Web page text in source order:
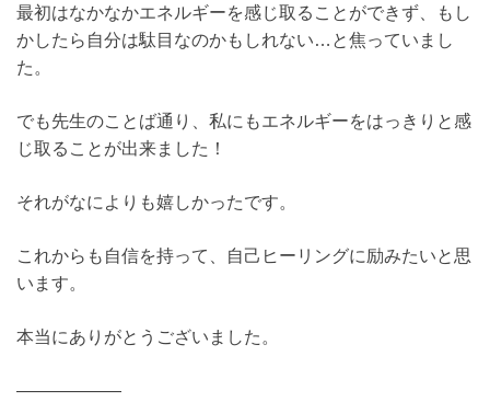
最初はなかなかエネルギーを感じ取ることができず、もし
かしたら自分は駄目なのかもしれない…と焦っていまし
た。
でも先生のことば通り、私にもエネルギーをはっきりと感
じ取ることが出来ました！
それがなによりも嬉しかったです。
これからも自信を持って、自己ヒーリングに励みたいと思
います。
本当にありがとうございました。
——————